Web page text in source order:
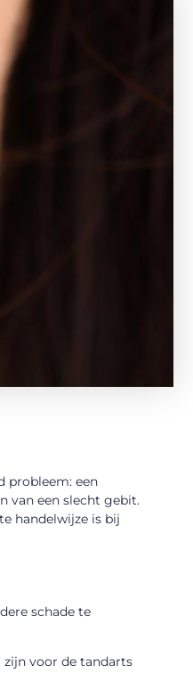
probleem: een
van een slecht gebit.
handelwijze is bij
schade te
voor de tandarts